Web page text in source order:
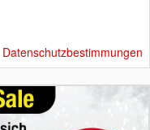
Datenschutzbestimmungen